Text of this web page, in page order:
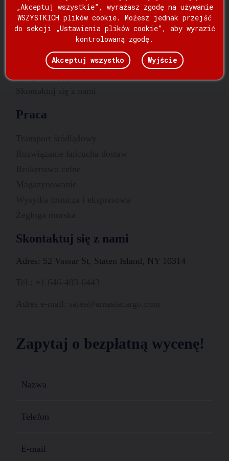
Dom
Praca
Aktualności
Praca
Skontaktuj się z nami
Adres: 52 Vassar St, Staten Island, NY 10314
Zapytaj o bezpłatną wycenę!
„Akceptuj wszystkie”, wyrażasz zgodę na używanie
WSZYSTKICH plików cookie. Możesz jednak przejść
do sekcji „Ustawienia plików cookie”, aby wyrazić
kontrolowaną zgodę.
Akceptuj wszystko Wyjście